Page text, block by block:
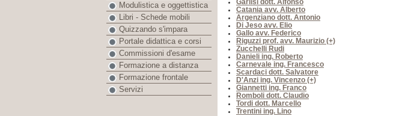
Garlisi dott. Alfonso
Catania avv. Alberto
Argenziano dott. Antonio
Di Jeso avv. Elio
Gallo avv. Federico
Riguzzi prof. avv. Maurizio (+)
Zucchelli Rudi
Danieli ing. Roberto
Carnevale ing. Francesco
Scardaci dott. Salvatore
D'Anzi ing. Vincenzo (+)
Giannetti ing. Franco
Romboli dott. Claudio
Tordi dott. Marcello
Trentini ing. Lino
Modulistica e oggettistica
Libri - Schede mobili
Quizzando s'impara
Portale didattica e corsi
Commissioni d'esame
Formazione a distanza
Formazione frontale
Servizi